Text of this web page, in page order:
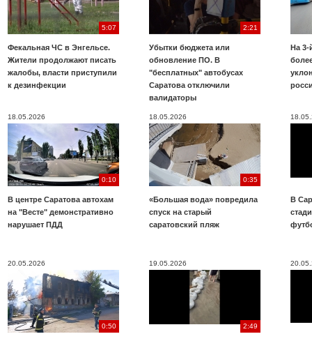
5:07
Фекальная ЧС в Энгельсе.
Жители продолжают писать
жалобы, власти приступили
к дезинфекции
2:21
Убытки бюджета или
обновление ПО. В
"бесплатных" автобусах
Саратова отключили
валидаторы
На 3-
18.05.2026
0:10
В центре Саратова автохам
на "Весте" демонстративно
нарушает ПДД
18.05.2026
0:35
«Большая вода» повредила
спуск на старый
саратовский пляж
В
20.05.2026
0:50
19.05.2026
2:49